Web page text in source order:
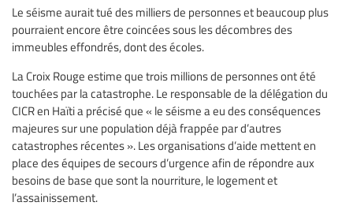
Le séisme aurait tué des milliers de personnes et beaucoup plus
pourraient encore être coincées sous les décombres des
immeubles effondrés, dont des écoles.
La Croix Rouge estime que trois millions de personnes ont été
touchées par la catastrophe. Le responsable de la délégation du
CICR en Haïti a précisé que « le séisme a eu des conséquences
majeures sur une population déjà frappée par d’autres
catastrophes récentes ». Les organisations d’aide mettent en
place des équipes de secours d’urgence afin de répondre aux
besoins de base que sont la nourriture, le logement et
l’assainissement.